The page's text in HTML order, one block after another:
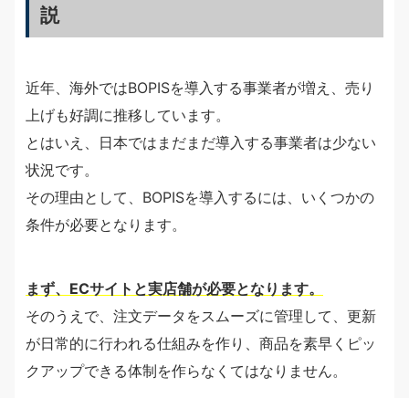
説
近年、海外ではBOPISを導入する事業者が増え、売り
上げも好調に推移しています。
とはいえ、日本ではまだまだ導入する事業者は少ない
状況です。
その理由として、BOPISを導入するには、いくつかの
条件が必要となります。
まず、ECサイトと実店舗が必要となります。
そのうえで、注文データをスムーズに管理して、更新
が日常的に行われる仕組みを作り、商品を素早くピッ
クアップできる体制を作らなくてはなりません。